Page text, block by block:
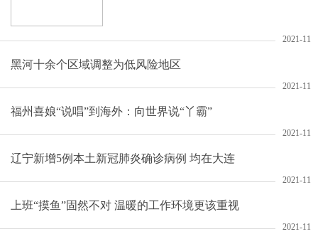
黑河十余个区域调整为低风险地区
2021-11
福州喜娘“说唱”到海外：向世界说“丫霸”
2021-11
辽宁新增5例本土新冠肺炎确诊病例 均在大连
2021-11
上班“摸鱼”固然不对 温暖的工作环境更该重视
2021-11
2021-11